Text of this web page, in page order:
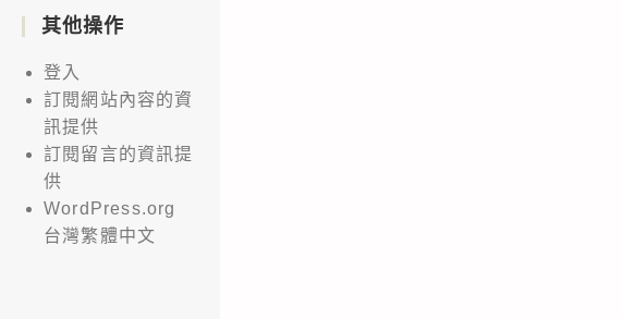
其他操作
登入
訂閱網站內容的資
訊提供
訂閱留言的資訊提
供
WordPress.org
台灣繁體中文